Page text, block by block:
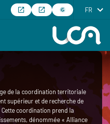
FR
de la coordination territoriale
supérieur et de recherche de
coordination prend la
dénommée « Alliance